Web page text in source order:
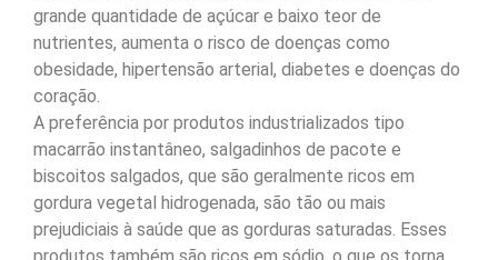
grande quantidade de açúcar e baixo teor de
nutrientes, aumenta o risco de doenças como
obesidade, hipertensão arterial, diabetes e doenças do
coração.
A preferência por produtos industrializados tipo
macarrão instantâneo, salgadinhos de pacote e
biscoitos salgados, que são geralmente ricos em
gordura vegetal hidrogenada, são tão ou mais
prejudiciais à saúde que as gorduras saturadas. Esses